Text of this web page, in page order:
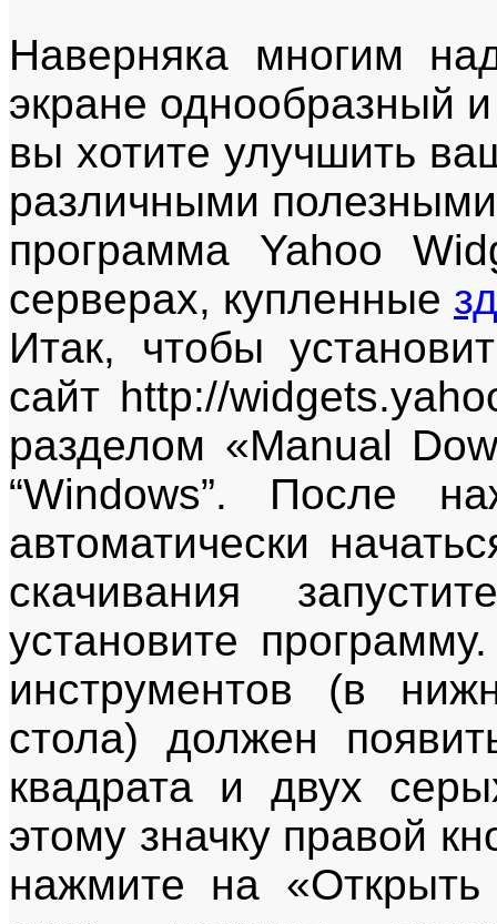
Наверняка многим
экране однообразный
вы хотите улучшить
различными
программа Yahoo
серверах, купленные
Итак, чтобы
сайт http://
разделом «Manual
“Windows”. После
автоматически
скачивания
установите
инструментов (в
стола) должен
квадрата и двух
этому значку правой
нажмите на